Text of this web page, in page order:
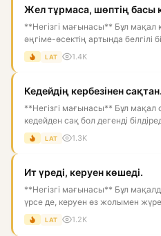
Жел тұрмаса, шөптің
**Негізгі мағынасы** Бұл мақал
әңгіме-өсектің артында белгілі
LAT 1.4K
Кедейдің кербезінен сақтан.
**Негізгі мағынасы** Бұл мақал
кедейден сақ бол дегенді
к...
LAT 1.3K
Ит үреді, керуен көшеді.
**Негізгі мағынасы** Бұл
үрсе де, керуен өз жолымен
біре...
LAT 1.2K